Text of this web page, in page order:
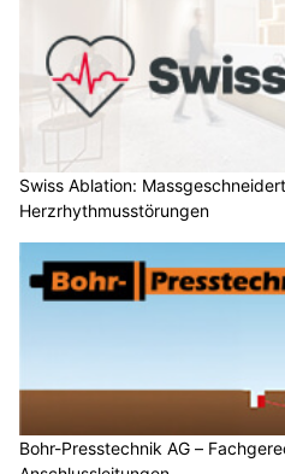
Swiss Ablation:
Herzrhythmusstörungen
Bohr-Presstechnik AG –